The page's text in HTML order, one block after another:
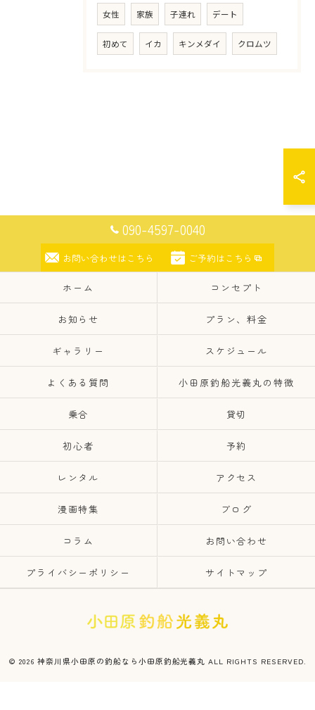
女性 家族 子連れ デート
初めて イカ キンメダイ クロムツ
090-4597-0040
お問い合わせはこちら ご予約はこちら
ホーム コンセプト
お知らせ プラン、料金
ギャラリー スケジュール
よくある質問 小田原釣船光義丸の特徴
乗合 貸切
初心者 予約
レンタル アクセス
漫画特集 ブログ
コラム お問い合わせ
プライバシーポリシー サイトマップ
© 2026 神奈川県小田原の釣船なら小田原釣船光義丸 ALL RIGHTS RESERVED.